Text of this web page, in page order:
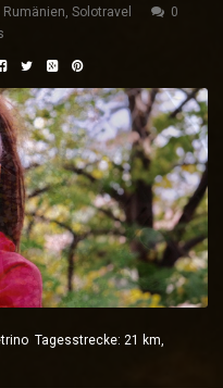
Rumänien, Solotravel
0
Tagesstrecke: 21 km,